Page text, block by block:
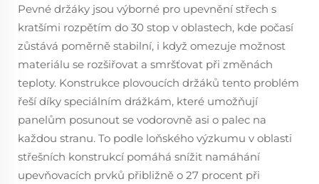
Pevné držáky jsou výborné pro upevnění střech s
kratšími rozpětím do 30 stop v oblastech, kde počasí
zůstává poměrně stabilní, i když omezuje možnost
materiálu se rozšiřovat a smršťovat při změnách
teploty. Konstrukce plovoucích držáků tento problém
řeší díky speciálním drážkám, které umožňují
panelům posunout se vodorovně asi o palec na
každou stranu. To podle loňského výzkumu v oblasti
střešních konstrukcí pomáhá snížit namáhání
upevňovacích prvků přibližně o 27 procent při